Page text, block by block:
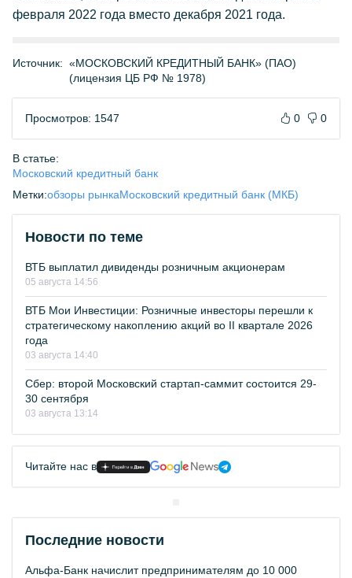
февраля 2022 года вместо декабря 2021 года.
Источник: «МОСКОВСКИЙ КРЕДИТНЫЙ БАНК» (ПАО)
(лицензия ЦБ РФ № 1978)
Просмотров: 1547 0 0
В статье:
Московский кредитный банк
Метки:обзоры рынкаМосковский кредитный банк (МКБ)
Новости по теме
ВТБ выплатил дивиденды розничным акционерам
05 августа 14:56
ВТБ Мои Инвестиции: Розничные инвесторы перешли к
стратегическому накоплению акций во II квартале 2026
года
03 августа 14:40
Сбер: второй Московский стартап-саммит состоится 29-
30 сентября
03 августа 13:14
Читайте нас в
Последние новости
Альфа-Банк начислит предпринимателям до 10 000